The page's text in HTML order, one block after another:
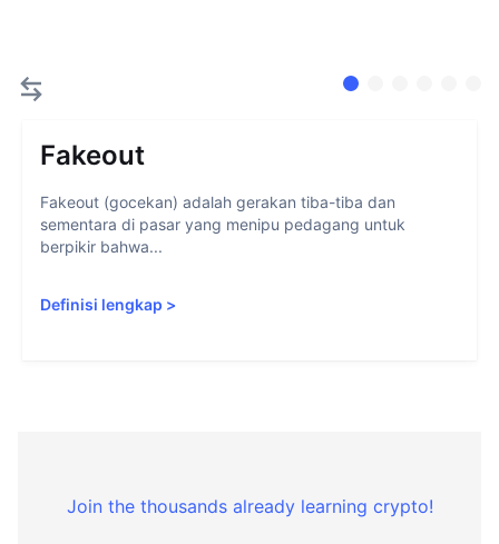
Fakeout
Fakeout (gocekan) adalah gerakan tiba-tiba dan
sementara di pasar yang menipu pedagang untuk
berpikir bahwa...
Definisi lengkap >
Join the thousands already learning crypto!